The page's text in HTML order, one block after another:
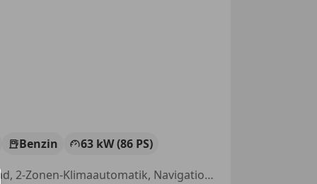
Benzin
63 kW (86 PS)
Apple CarPlay, Scheckheftgepflegt, Tagfahrlicht, Multifunktionslenkrad, 2-Zonen-Klimaautomatik, Navigationssystem, LED-Tagfahrlicht, Xenonscheinwerfer